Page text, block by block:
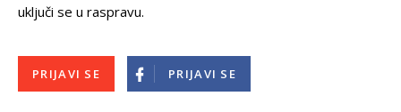
uključi se u raspravu.
PRIJAVI SE PRIJAVI SE